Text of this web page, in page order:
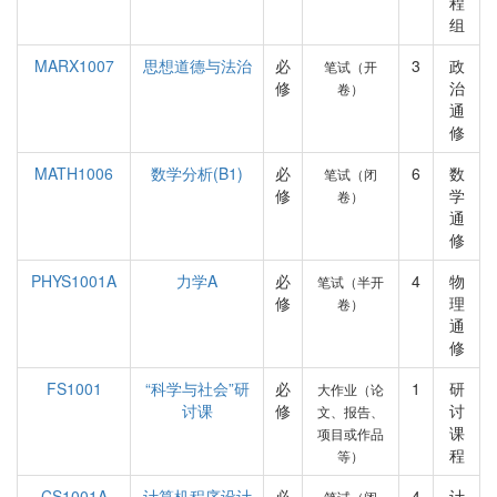
组
MARX1007
思想道德与法治
必
修
笔试（开
卷）
3
政
治
通
修
MATH1006
数学分析(B1)
必
修
笔试（闭
卷）
6
数
学
通
修
PHYS1001A
力学A
必
修
笔试（半开
卷）
4
物
理
通
修
FS1001
“科学与社会”研
讨课
必
修
大作业（论
文、报告、
项目或作品
等）
1
研
讨
课
程